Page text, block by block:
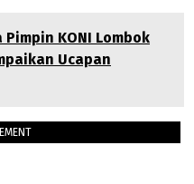
Pimpin KONI Lombok
Ucapan